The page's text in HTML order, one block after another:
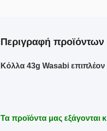
Περιγραφή προϊόντων
Κόλλα 43g Wasabi επιπλέον
Τα προϊόντα μας εξάγονται